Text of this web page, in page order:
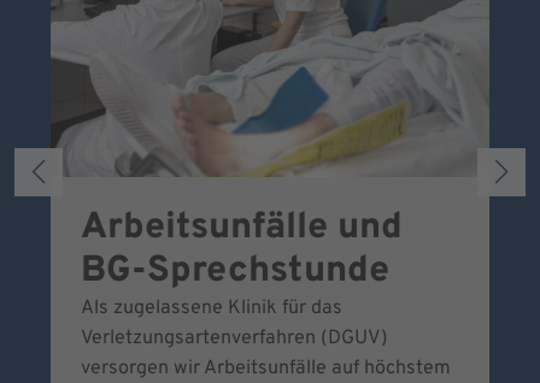
Arbeitsunfälle und
BG-Sprechstunde
Als zugelassene Klinik für das
Verletzungsartenverfahren (DGUV)
versorgen wir Arbeitsunfälle auf höchstem